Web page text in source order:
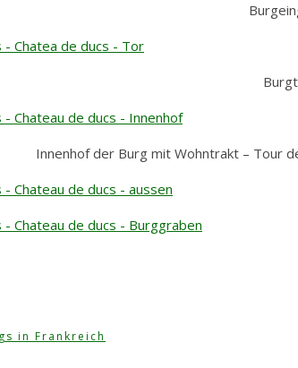
Innenhof der Burg mit Wohntrakt – Tour
in Frankreich